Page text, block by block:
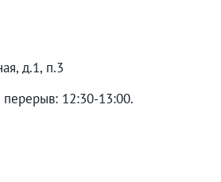
д.1, п.3
12:30-13:00.